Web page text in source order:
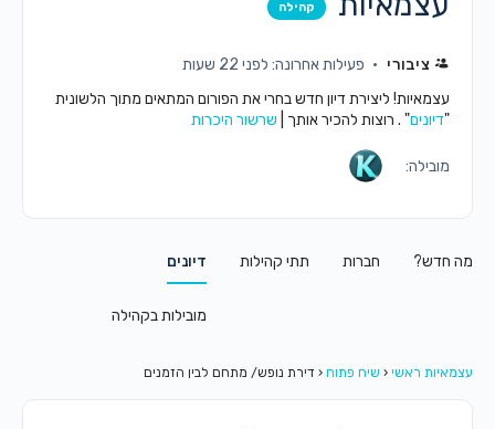
קהילה
ציבורי
פעילות אחרונה: לפני 22 שעות
עצמאיות! ליצירת דיון חדש בחרי את הפורום המתאים מתוך הלשונית
דיונים" . רוצות להכיר אותך | שרשור היכרות
מובילה:
מה חדש? חברות תתי קהילות דיונים
מובילות בקהילה
עצמאיות ראשי ‹ שיח פתוח ‹ דירת נופש/ מתחם לבין הזמנים